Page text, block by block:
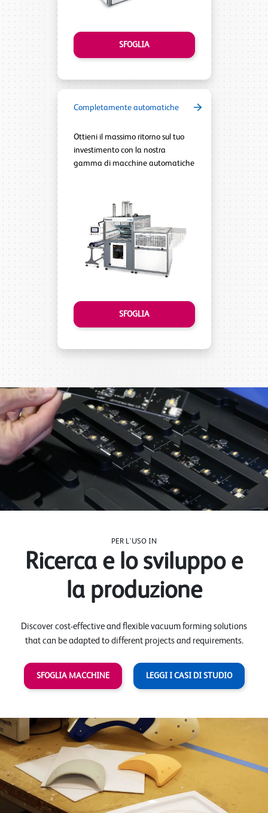
SFOGLIA
Completamente automatiche
Ottieni il massimo ritorno sul tuo
investimento con la nostra
gamma di macchine automatiche
SFOGLIA
PER L'USO IN
Ricerca e lo sviluppo e
la produzione
Discover cost-effective and flexible vacuum forming solutions
that can be adapted to different projects and requirements.
SFOGLIA MACCHINE LEGGI I CASI DI STUDIO